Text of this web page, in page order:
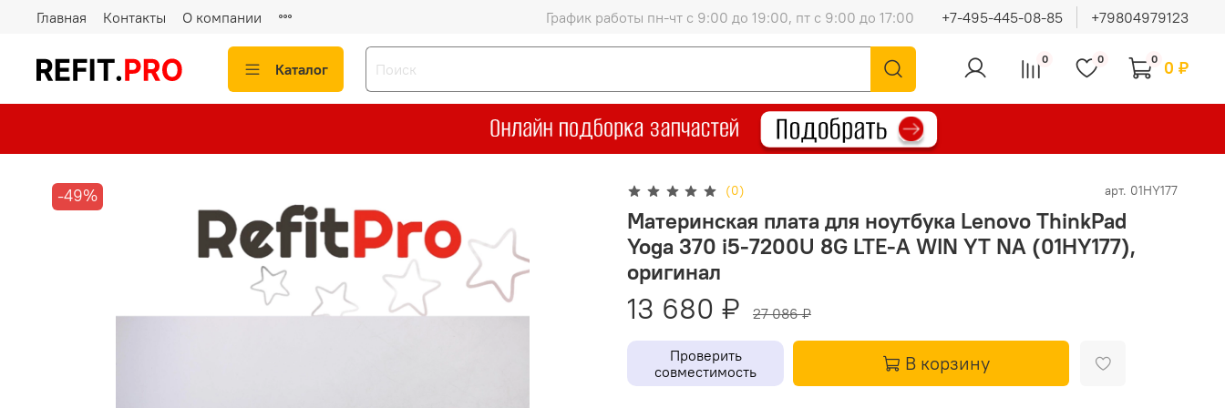
Главная Контакты О компании График работы пн-чт с 9:00 до 19:00, пт с 9:00 до 17:00 +7-495-445-08-85 +79804979123
Каталог
0 0 0 0 ₽
-49% (0) арт. 01HY177
Материнская плата для ноутбука Lenovo ThinkPad
Yoga 370 i5-7200U 8G LTE-A WIN YT NA (01HY177),
оригинал
13 680 ₽ 27 086 ₽
Проверить
совместимость
В корзину